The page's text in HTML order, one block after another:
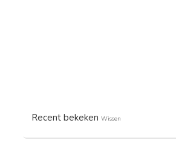
Recent bekeken Wissen